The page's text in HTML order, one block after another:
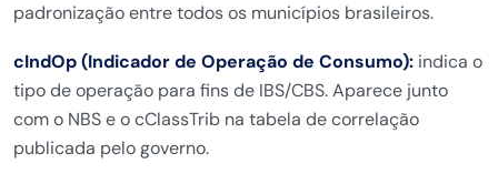
padronização entre todos os municípios brasileiros.
cIndOp (Indicador de Operação de Consumo): indica o
tipo de operação para fins de IBS/CBS. Aparece junto
com o NBS e o cClassTrib na tabela de correlação
publicada pelo governo.